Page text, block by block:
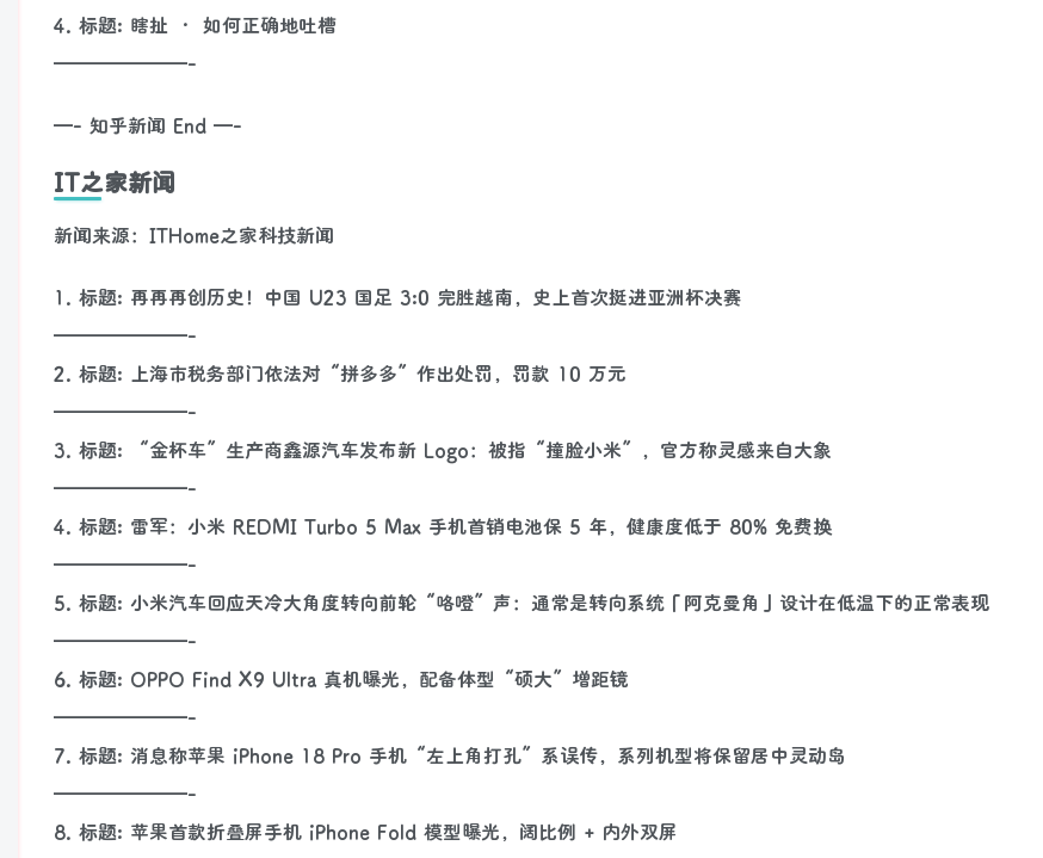
4. 标题: 瞎扯 · 如何正确地吐槽
———————-
—- 知乎新闻 End —-
IT之家新闻
新闻来源：ITHome之家科技新闻
1. 标题: 再再再创历史！中国 U23 国足 3:0 完胜越南，史上首次挺进亚洲杯决赛
———————-
2. 标题: 上海市税务部门依法对“拼多多”作出处罚，罚款 10 万元
———————-
3. 标题: “金杯车”生产商鑫源汽车发布新 Logo：被指“撞脸小米”，官方称灵感来自大象
———————-
4. 标题: 雷军：小米 REDMI Turbo 5 Max 手机首销电池保 5 年，健康度低于 80% 免费换
———————-
5. 标题: 小米汽车回应天冷大角度转向前轮“咯噔”声：通常是转向系统「阿克曼角」设计在低温下的正常表现
———————-
6. 标题: OPPO Find X9 Ultra 真机曝光，配备体型“硕大”增距镜
———————-
7. 标题: 消息称苹果 iPhone 18 Pro 手机“左上角打孔”系误传，系列机型将保留居中灵动岛
———————-
8. 标题: 苹果首款折叠屏手机 iPhone Fold 模型曝光，阔比例 + 内外双屏